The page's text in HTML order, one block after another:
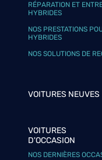
RÉPARATION ET
HYBRIDES
NOS PRESTATIONS
HYBRIDES
NOS SOLUTIONS DE
VOITURES NEUVES
VOITURES
D'OCCASION
NOS DERNIÈRES